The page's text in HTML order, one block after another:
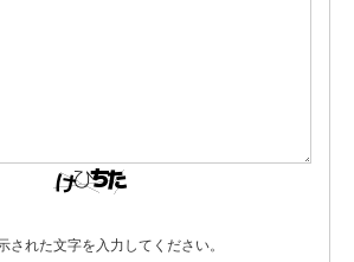
された文字を入力してください。